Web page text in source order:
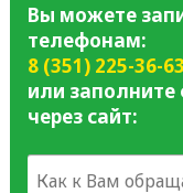
Вы можете
телефонам:
8 (351) 225-36-63
или
через сайт: